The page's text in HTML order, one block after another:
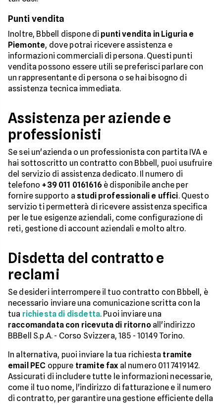
Punti vendita
Inoltre, Bbbell dispone di punti vendita in Liguria e
Piemonte, dove potrai ricevere assistenza e
informazioni commerciali di persona. Questi punti
vendita possono essere utili se preferisci parlare con
un rappresentante di persona o se hai bisogno di
assistenza tecnica immediata.
Assistenza per aziende e
professionisti
Se sei un'azienda o un professionista con partita IVA e
hai sottoscritto un contratto con Bbbell, puoi usufruire
del servizio di assistenza dedicato. Il numero di
telefono +39 011 0161616 è disponibile anche per
fornire supporto a studi professionali e uffici. Questo
servizio ti permetterà di ricevere assistenza specifica
per le tue esigenze aziendali, come configurazione di
reti, gestione di account aziendali e molto altro.
Disdetta del contratto e
reclami
Se desideri interrompere il tuo contratto con Bbbell, è
necessario inviare una comunicazione scritta con la
tua richiesta di disdetta. Puoi inviare una
raccomandata con ricevuta di ritornoall'indirizzo
BBBell S.p.A. - Corso Svizzera, 185 - 10149 Torino.
In alternativa, puoi inviare la tua richiesta tramite
email PEC oppure tramite fax al numero 011 7419142.
Assicurati di includere tutte le informazioni necessarie,
come il tuo nome, l'indirizzo di fatturazione e il numero
di contratto, per garantire una gestione efficiente della